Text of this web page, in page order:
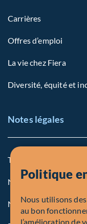
Carrières
Offres d’emploi
La vie chez Fiera
Diversité, équité et
Notes légales
Termes et conditions
Notre politique sur
Note légale aux
Politique
Nous utilisons
au bon
l’amélioration de